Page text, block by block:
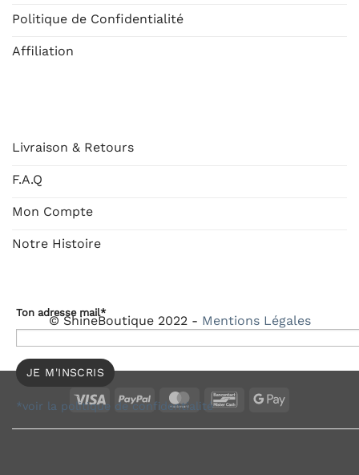
Politique de Confidentialité
Affiliation
Livraison & Retours
F.A.Q
Mon Compte
Notre Histoire
Ton adresse mail*
*voir la politique de confidentialité
© ShineBoutique 2022 - Mentions Légales
Visa PayPal MasterCardBancontactGoogle